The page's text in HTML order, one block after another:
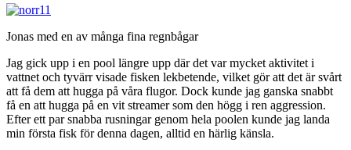
Jonas med en av många fina regnbågar
Jag gick upp i en pool längre upp där det var mycket aktivitet i
vattnet och tyvärr visade fisken lekbetende, vilket gör att det är svårt
att få dem att hugga på våra flugor. Dock kunde jag ganska snabbt
få en att hugga på en vit streamer som den högg i ren aggression.
Efter ett par snabba rusningar genom hela poolen kunde jag landa
min första fisk för denna dagen, alltid en härlig känsla.